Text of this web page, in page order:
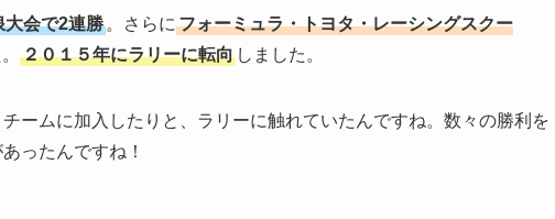
大会で2連勝。さらにフォーミュラ・トヨタ・レーシングスクー
２０１５年にラリーに転向 しました。
ームに加入したりと、ラリーに触れていたんですね。数々の勝利を
ったんですね！